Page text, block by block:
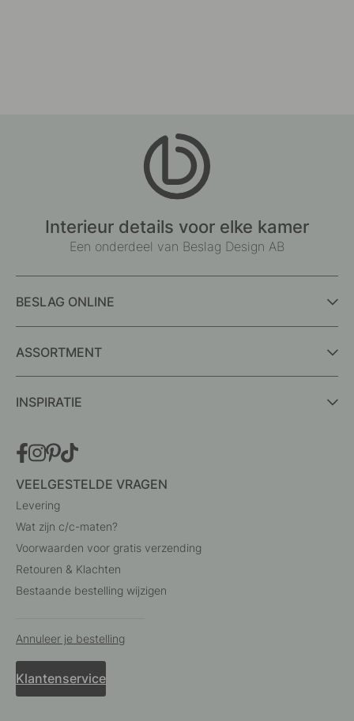
Interieur details voor elke kamer
Een onderdeel van Beslag Design AB
BESLAG ONLINE
ASSORTMENT
INSPIRATIE
VEELGESTELDE VRAGEN
Levering
Wat zijn c/c-maten?
Voorwaarden voor gratis verzending
Retouren & Klachten
Bestaande bestelling wijzigen
Annuleer je bestelling
Klantenservice